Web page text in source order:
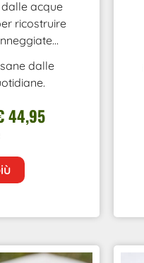
acque
ricostruire
dalle
44,95